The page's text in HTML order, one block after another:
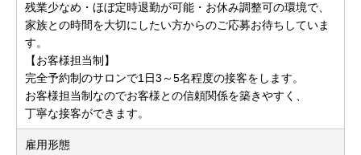
残業少なめ・ほぼ定時退勤が可能・お休み調整可の環境で、
家族との時間を大切にしたい方からのご応募お待ちしていま
す。
【お客様担当制】
完全予約制のサロンで1日3～5名程度の接客をします。
お客様担当制なのでお客様との信頼関係を築きやすく、
丁寧な接客ができます。
雇用形態